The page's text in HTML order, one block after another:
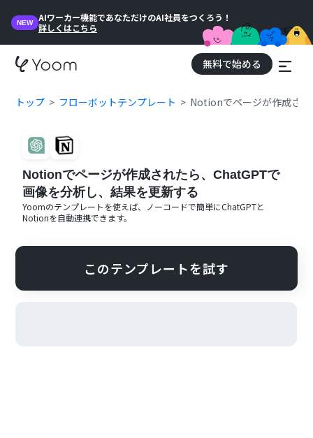
NEW
AIワーカー機能であなただけのAI社員をつくろう！
詳しくはこちら
無料で始める
トップ フローボットテンプレート Notionでページが作成さ
Notionでページが作成されたら、ChatGPTで
画像を分析し、結果を更新する
Yoomのテンプレートを使えば、ノーコードで簡単にChatGPTと
Notionを自動連携できます。
このテンプレートを試す